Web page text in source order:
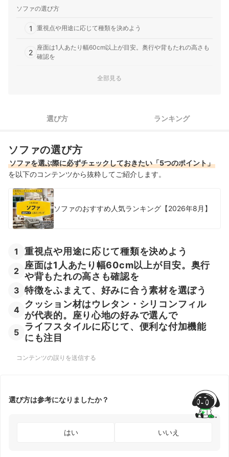
ソファの選び方
1 重視点や用途に応じて種類を決めよう
2
座面は1人あたり幅60cm以上が目安。奥行や背もたれの高さも
確認を
特徴をふまえて、好みに合う素材を選ぼう
ライフスタイルに応じて、便利な付加機能にも注目
合皮ソファ全27商品おすすめ人気ランキング
合皮ソファの売れ筋ランキングもチェック！
全部見る
選び方 ランキング
ソファの選び方
ソファを選ぶ際に必ずチェックしておきたい「5つのポイント」
を以下のコンテンツから抜粋してご紹介します。
ソファのおすすめ人気ランキング【2026年8月】
1 重視点や用途に応じて種類を決めよう
2
座面は1人あたり幅60cm以上が目安。奥行
や背もたれの高さも確認を
3 特徴をふまえて、好みに合う素材を選ぼう
4
クッション材はウレタン・シリコンフィル
が代表的。座り心地の好みで選んで
5
ライフスタイルに応じて、便利な付加機能
にも注目
コンテンツの誤りを送信する
選び方は参考になりましたか？
はい いいえ